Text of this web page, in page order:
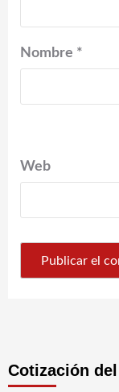
Nombre *
Web
Cotización